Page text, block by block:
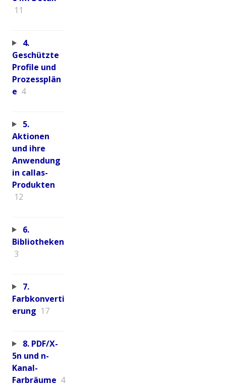
11
4.
Geschützte
Profile und
Prozessplän
e 4
5.
Aktionen
und ihre
Anwendung
in callas-
Produkten
12
6.
Bibliotheken
3
7.
Farbkonverti
erung 17
8. PDF/X-
5n und n-
Kanal-
Farbräume 4